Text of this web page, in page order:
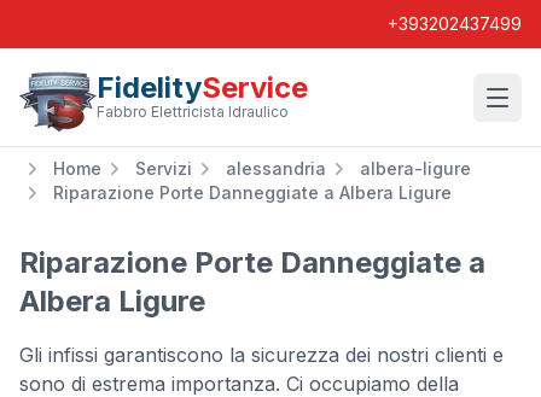
+393202437499
FidelityService
Fabbro Elettricista Idraulico
Home Servizi alessandria
albera-ligure
Riparazione Porte Danneggiate a Albera Ligure
Riparazione Porte Danneggiate a
Albera Ligure
Gli infissi garantiscono la sicurezza dei nostri clienti e
sono di estrema importanza. Ci occupiamo della